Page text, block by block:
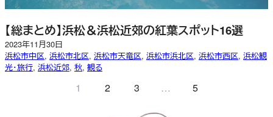
【総まとめ】浜松＆浜松近郊の紅葉スポット16選
2023年11月30日
浜松市中区, 浜松市北区, 浜松市天竜区, 浜松市浜北区, 浜松市西区, 浜松観
光・旅行, 浜松近郊, 秋, 観る
1 2 3 … 5